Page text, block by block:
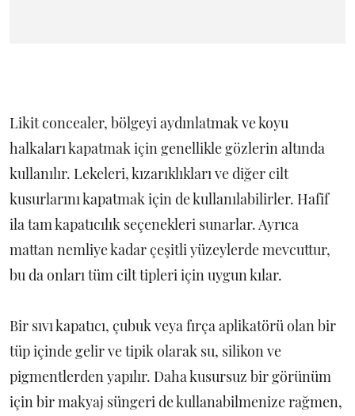
Likit concealer, bölgeyi aydınlatmak ve koyu
halkaları kapatmak için genellikle gözlerin altında
kullanılır. Lekeleri, kızarıklıkları ve diğer cilt
kusurlarını kapatmak için de kullanılabilirler. Hafif
ila tam kapatıcılık seçenekleri sunarlar. Ayrıca
mattan nemliye kadar çeşitli yüzeylerde mevcuttur,
bu da onları tüm cilt tipleri için uygun kılar.
Bir sıvı kapatıcı, çubuk veya fırça aplikatörü olan bir
tüp içinde gelir ve tipik olarak su, silikon ve
pigmentlerden yapılır. Daha kusursuz bir görünüm
için bir makyaj süngeri de kullanabilmenize rağmen,